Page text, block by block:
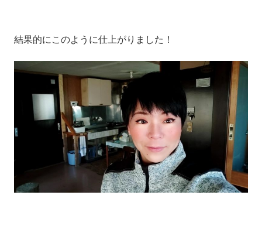
結果的にこのように仕上がりました！